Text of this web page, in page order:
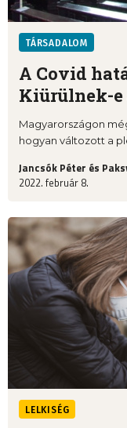
TÁRSADALOM
A Covid
Kiürülnek-e
Magyarországon
hogyan változott a
Jancsók Péter és
2022. február 8.
LELKISÉG